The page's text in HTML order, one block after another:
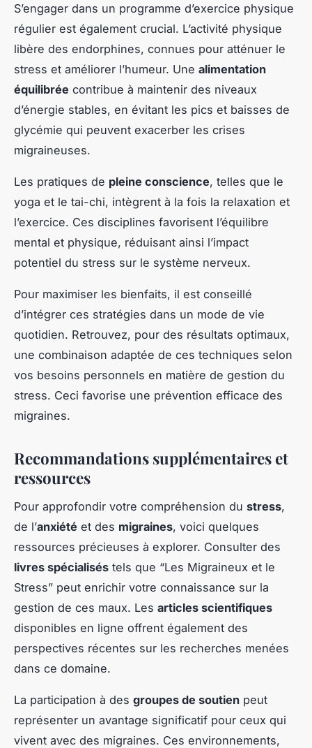
S’engager dans un programme d’exercice physique
régulier est également crucial. L’activité physique
libère des endorphines, connues pour atténuer le
stress et améliorer l’humeur. Une alimentation
équilibrée contribue à maintenir des niveaux
d’énergie stables, en évitant les pics et baisses de
glycémie qui peuvent exacerber les crises
migraineuses.
Les pratiques de pleine conscience, telles que le
yoga et le tai-chi, intègrent à la fois la relaxation et
l’exercice. Ces disciplines favorisent l’équilibre
mental et physique, réduisant ainsi l’impact
potentiel du stress sur le système nerveux.
Pour maximiser les bienfaits, il est conseillé
d’intégrer ces stratégies dans un mode de vie
quotidien. Retrouvez, pour des résultats optimaux,
une combinaison adaptée de ces techniques selon
vos besoins personnels en matière de gestion du
stress. Ceci favorise une prévention efficace des
migraines.
Recommandations supplémentaires et
ressources
Pour approfondir votre compréhension du stress,
de l’anxiété et des migraines, voici quelques
ressources précieuses à explorer. Consulter des
livres spécialisés tels que “Les Migraineux et le
Stress” peut enrichir votre connaissance sur la
gestion de ces maux. Les articles scientifiques
disponibles en ligne offrent également des
perspectives récentes sur les recherches menées
dans ce domaine.
La participation à des groupes de soutien peut
représenter un avantage significatif pour ceux qui
vivent avec des migraines. Ces environnements,